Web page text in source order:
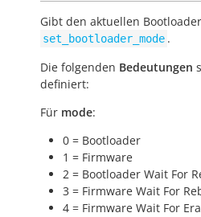
Gibt den aktuellen
set_bootloader_mode .
Die folgenden Bedeutungen
definiert:
Für mode:
0 = Bootloader
1 = Firmware
2 = Bootloader Wait For
3 = Firmware Wait For
4 = Firmware Wait For